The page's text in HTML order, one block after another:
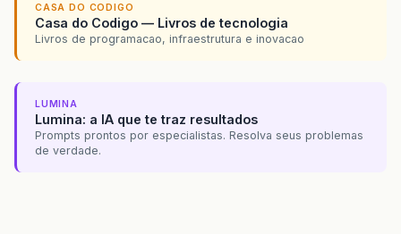
CASA DO CODIGO
Casa do Codigo — Livros de tecnologia
Livros de programacao, infraestrutura e inovacao
LUMINA
Lumina: a IA que te traz resultados
Prompts prontos por especialistas. Resolva seus problemas
de verdade.